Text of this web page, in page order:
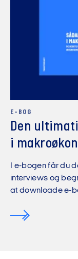
E-BOG
Den
i
I e-bogen får du
interviews og
at downloade e-